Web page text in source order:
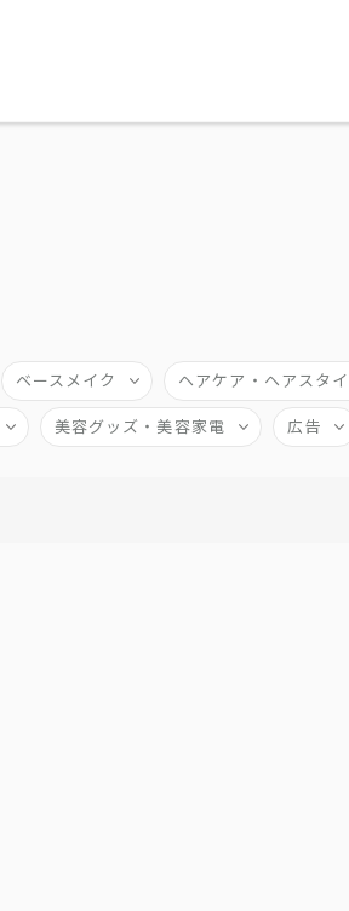
ベースメイク
ヘアケア・ヘアスタ
美容グッズ・美容家電 広告